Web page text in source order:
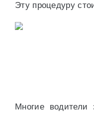
Эту процедуру
Многие